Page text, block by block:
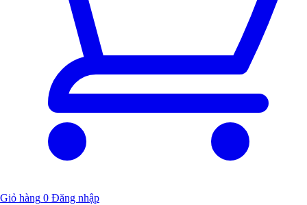
Giỏ hàng 0 Đăng nhập